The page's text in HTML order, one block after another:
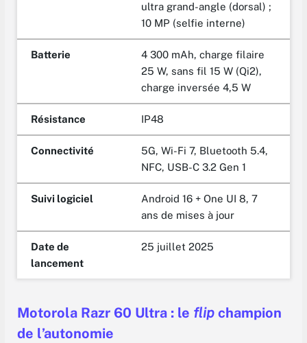
ultra grand-angle (dorsal) ;
10 MP (selfie interne)
Batterie
4 300 mAh, charge filaire
25 W, sans fil 15 W (Qi2),
charge inversée 4,5 W
Résistance IP48
Connectivité
5G, Wi-Fi 7, Bluetooth 5.4,
NFC, USB-C 3.2 Gen 1
Suivi logiciel
Android 16 + One UI 8, 7
ans de mises à jour
Date de
lancement
25 juillet 2025
Motorola Razr 60 Ultra : le flip champion
de l’autonomie